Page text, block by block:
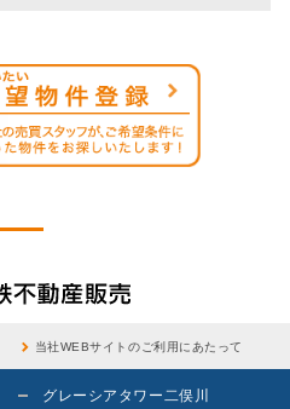
当社WEBサイトのご利用にあたって
グレーシアタワー二俣川